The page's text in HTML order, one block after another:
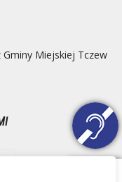
Miejskiej Tczew